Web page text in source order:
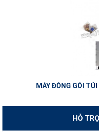
MÁY ĐÓNG GÓI
HỖ